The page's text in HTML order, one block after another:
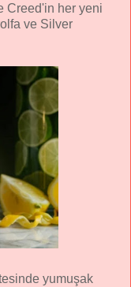
Creed'in her yeni
ve Silver
yumuşak